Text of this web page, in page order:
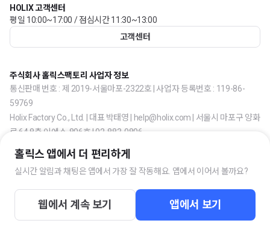
HOLIX 고객센터
평일 10:00~17:00 / 점심시간 11:30~13:00
고객센터
주식회사 홀릭스팩토리 사업자 정보
통신판매 번호 : 제 2019-서울마포-2322호 | 사업자 등록번호 : 119-86-
59769
Holix Factory Co., Ltd. | 대표 박태영 | help@holix.com | 서울시 마포구 양화
로 64 8층 이에스-806호 | 02-883-0806
홀릭스 앱에서 더 편리하게
실시간 알림과 채팅은 앱에서 가장 잘 작동해요. 앱에서 이어서 볼까요?
웹에서 계속 보기 앱에서 보기